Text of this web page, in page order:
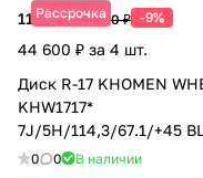
Рассрочка
11 150 ₽12 250 ₽ -9%
44 600 ₽ за 4 шт.
Диск R-17 KHOMEN
KHW1717*
7J/5H/114,3/67.1/+45
FP0 0 В наличии